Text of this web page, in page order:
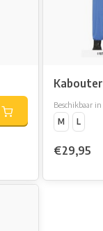
Kabouter
Beschikbaar in
M
L
€29,95